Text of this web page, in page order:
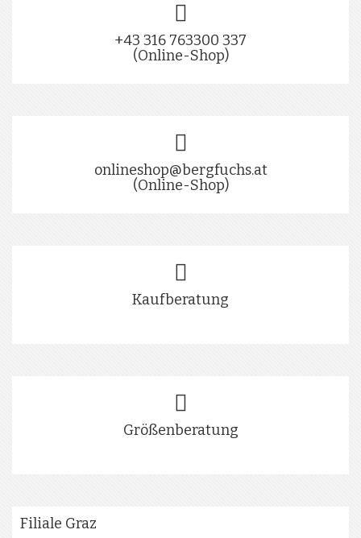
+43 316 763300 337
(Online-Shop)
onlineshop@bergfuchs.at
(Online-Shop)
Kaufberatung
Größenberatung
Filiale Graz